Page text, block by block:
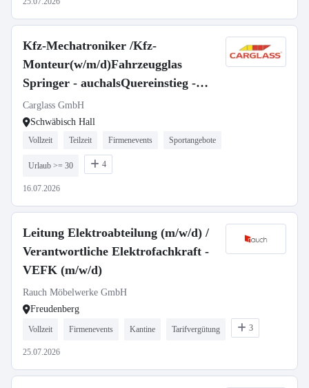
Kfz-Mechatroniker /Kfz-
Monteur(w/m/d)Fahrzeugglas
Springer - auchalsQuereinstieg -
Großraum Nürnberg, Freiburg und
München
Carglass GmbH
Schwäbisch Hall
Vollzeit Teilzeit Firmenevents Sportangebote
Urlaub >= 30 4
16.07.2026
Leitung Elektroabteilung (m/w/d) /
Verantwortliche Elektrofachkraft -
VEFK (m/w/d)
Rauch Möbelwerke GmbH
Freudenberg
Vollzeit Firmenevents Kantine Tarifvergütung 3
25.07.2026